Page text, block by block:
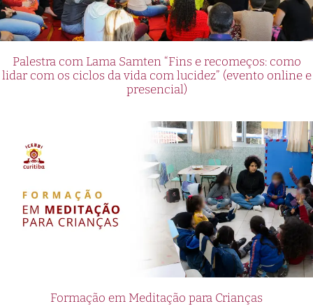
Palestra com Lama Samten “Fins e recomeços: como
lidar com os ciclos da vida com lucidez” (evento online e
presencial)
Formação em Meditação para Crianças